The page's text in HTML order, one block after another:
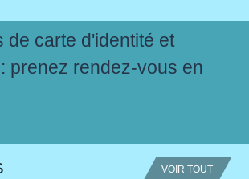
de carte d'identité et
prenez rendez-vous en
VOIR TOUT